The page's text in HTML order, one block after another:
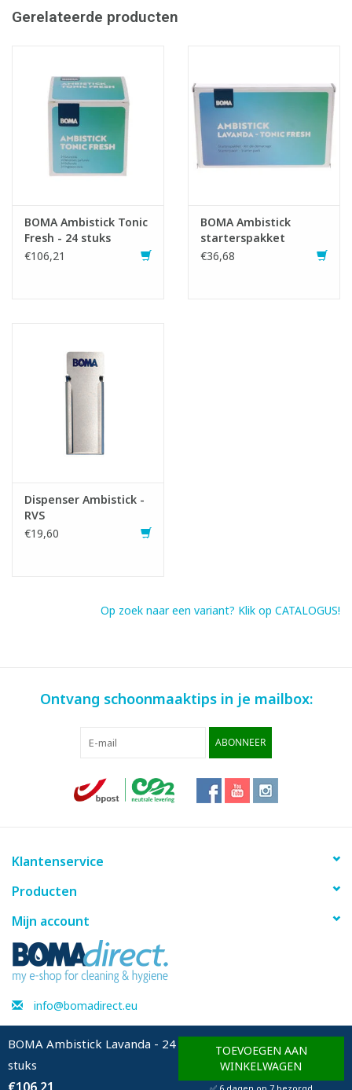
BOMA Ambistick Lavanda - 24
stuks
TOEVOEGEN AAN
WINKELWAGEN
✅ 6 dagen op 7 bezorgd
777501)
Gebruiksaanwijzing:
Breek de plastic bovenrand, verwijder de zilveren afsluitfolie en
schuif de ambistick, met het geurvlak naar voren, in de RVS
Gerelateerde producten
BOMA Ambistick Tonic
Fresh - 24 stuks
€106,21
BOMA Ambistick
starterspakket
€36,68
Dispenser Ambistick -
RVS
€19,60
Op zoek naar een variant? Klik op CATALOGUS!
Ontvang schoonmaaktips in je mailbox:
ABONNEER
Klantenservice
Producten
Mijn account
info@bomadirect.eu
© Copyright 2026 BOMAdirect - Powered by Lightspeed